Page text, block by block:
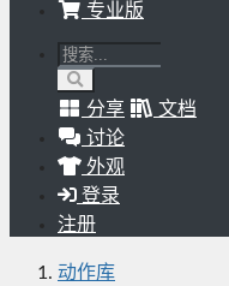
专业版
分享
文档
讨论
外观
登录
注册
动作库